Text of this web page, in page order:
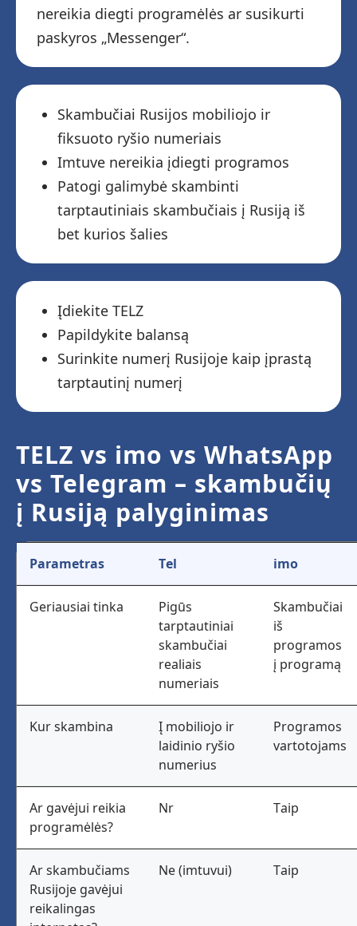
nereikia diegti programėlės ar susikurti
paskyros „Messenger“.
Skambučiai Rusijos mobiliojo ir
fiksuoto ryšio numeriais
Imtuve nereikia įdiegti programos
Patogi galimybė skambinti
tarptautiniais skambučiais į Rusiją iš
bet kurios šalies
Įdiekite TELZ
Papildykite balansą
Surinkite numerį Rusijoje kaip įprastą
tarptautinį numerį
TELZ vs imo vs WhatsApp
vs Telegram – skambučių
į Rusiją palyginimas
Parametras Tel imo
Geriausiai tinka
Pigūs
tarptautiniai
skambučiai
realiais
numeriais
Skambučiai
iš
programos
į programą
Kur skambina
Į mobiliojo ir
laidinio ryšio
numerius
Programos
vartotojams
Ar gavėjui reikia
programėlės?
Nr Taip
Ar skambučiams
Rusijoje gavėjui
reikalingas
Ne (imtuvui) Taip